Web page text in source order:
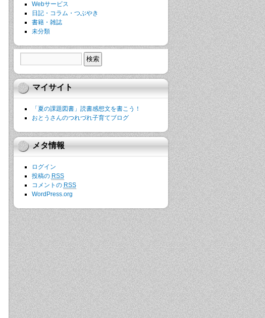
Webサービス
日記・コラム・つぶやき
書籍・雑誌
未分類
マイサイト
「夏の課題図書」読書感想文を書こう！
おとうさんのつれづれ子育てブログ
メタ情報
ログイン
投稿の RSS
コメントの RSS
WordPress.org